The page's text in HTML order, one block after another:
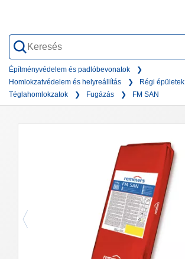
form
Építményvédelem és padlóbevonatok
Homlokzatvédelem és helyreállítás
Régi épületek
Téglahomlokzatok
Fugázás FM SAN